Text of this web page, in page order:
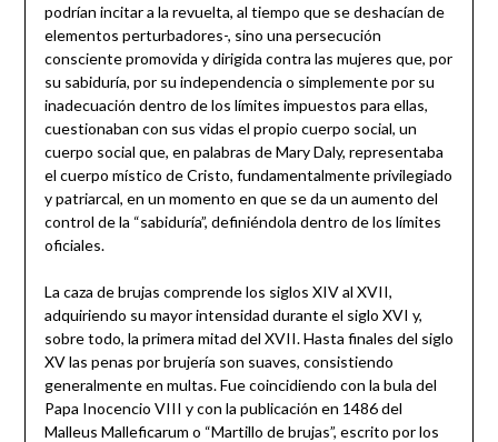
podrían incitar a la revuelta, al tiempo que se deshacían de
elementos perturbadores-, sino una persecución
consciente promovida y dirigida contra las mujeres que, por
su sabiduría, por su independencia o simplemente por su
inadecuación dentro de los límites impuestos para ellas,
cuestionaban con sus vidas el propio cuerpo social, un
cuerpo social que, en palabras de Mary Daly, representaba
el cuerpo místico de Cristo, fundamentalmente privilegiado
y patriarcal, en un momento en que se da un aumento del
control de la “sabiduría”, definiéndola dentro de los límites
oficiales.
La caza de brujas comprende los siglos XIV al XVII,
adquiriendo su mayor intensidad durante el siglo XVI y,
sobre todo, la primera mitad del XVII. Hasta finales del siglo
XV las penas por brujería son suaves, consistiendo
generalmente en multas. Fue coincidiendo con la bula del
Papa Inocencio VIII y con la publicación en 1486 del
Malleus Malleficarum o “Martillo de brujas”, escrito por los